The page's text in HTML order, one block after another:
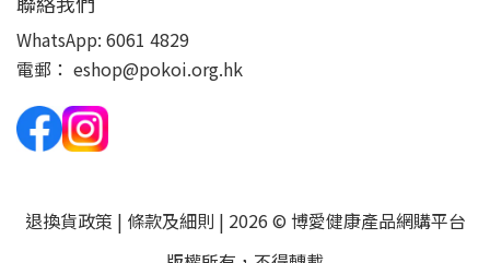
WhatsApp: 6061 4829
電郵： eshop@pokoi.org.hk
退換貨政策 | 條款及細則 | 2026 © 博愛健康產品網購平台